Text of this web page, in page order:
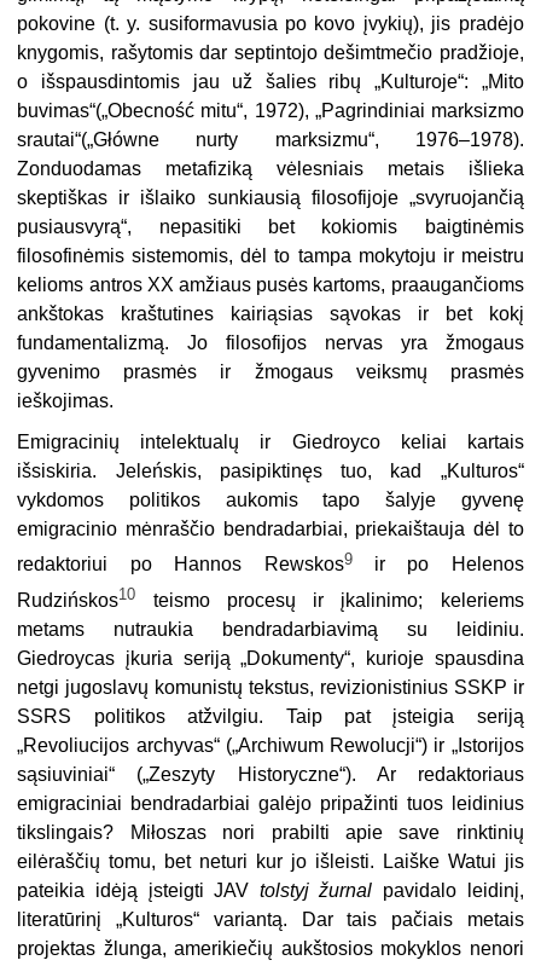
pokovine (t. y. susiformavusia po kovo įvykių), jis pradėjo
knygomis, rašytomis dar septintojo dešimtmečio pradžioje,
o išspausdintomis jau už šalies ribų „Kulturoje“: „Mito
buvimas“(„Obecność mitu“, 1972), „Pagrindiniai marksizmo
srautai“(„Główne nurty marksizmu“, 1976–1978).
Zonduodamas metafiziką vėlesniais metais išlieka
skeptiškas ir išlaiko sunkiausią filosofijoje „svyruojančią
pusiausvyrą“, nepasitiki bet kokiomis baigtinėmis
filosofinėmis sistemomis, dėl to tampa mokytoju ir meistru
kelioms antros XX amžiaus pusės kartoms, praaugančioms
ankštokas kraštutines kairiąsias sąvokas ir bet kokį
fundamentalizmą. Jo filosofijos nervas yra žmogaus
gyvenimo prasmės ir žmogaus veiksmų prasmės
ieškojimas.
Emigracinių intelektualų ir Giedroyco keliai kartais
išsiskiria. Jeleńskis, pasipiktinęs tuo, kad „Kulturos“
vykdomos politikos aukomis tapo šalyje gyvenę
emigracinio mėnraščio bendradarbiai, priekaištauja dėl to
redaktoriui po Hannos Rewskos9ir po Helenos
Rudzińskos10 teismo procesų ir įkalinimo; keleriems
metams nutraukia bendradarbiavimą su leidiniu.
Giedroycas įkuria seriją „Dokumenty“, kurioje spausdina
netgi jugoslavų komunistų tekstus, revizionistinius SSKP ir
SSRS politikos atžvilgiu. Taip pat įsteigia seriją
„Revoliucijos archyvas“ („Archiwum Rewolucji“) ir „Istorijos
sąsiuviniai“ („Zeszyty Historyczne“). Ar redaktoriaus
emigraciniai bendradarbiai galėjo pripažinti tuos leidinius
tikslingais? Miłoszas nori prabilti apie save rinktinių
eilėraščių tomu, bet neturi kur jo išleisti. Laiške Watui jis
pateikia idėją įsteigti JAV tolstyj žurnal pavidalo leidinį,
literatūrinį „Kulturos“ variantą. Dar tais pačiais metais
projektas žlunga, amerikiečių aukštosios mokyklos nenori